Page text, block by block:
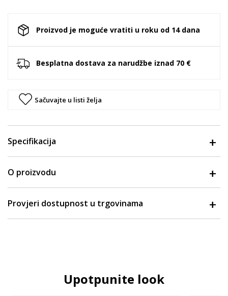
Proizvod je moguće vratiti u roku od 14 dana
Besplatna dostava za narudžbe iznad 70 €
Sačuvajte u listi želja
Specifikacija
O proizvodu
Provjeri dostupnost u trgovinama
Upotpunite look